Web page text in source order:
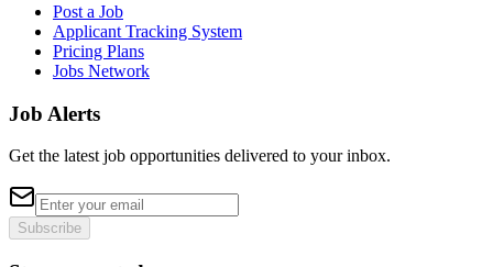
Post a Job
Applicant Tracking System
Pricing Plans
Jobs Network
Job Alerts
Get the latest job opportunities delivered to your inbox.
Subscribe